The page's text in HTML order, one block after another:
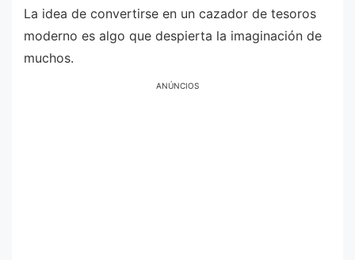
La idea de convertirse en un cazador de tesoros
moderno es algo que despierta la imaginación de
muchos.
ANÚNCIOS